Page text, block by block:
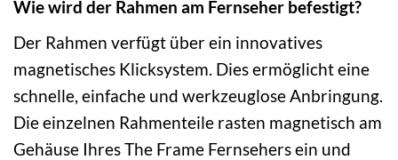
Wie wird der Rahmen am Fernseher befestigt?
Der Rahmen verfügt über ein innovatives
magnetisches Klicksystem. Dies ermöglicht eine
schnelle, einfache und werkzeuglose Anbringung.
Die einzelnen Rahmenteile rasten magnetisch am
Gehäuse Ihres The Frame Fernsehers ein und